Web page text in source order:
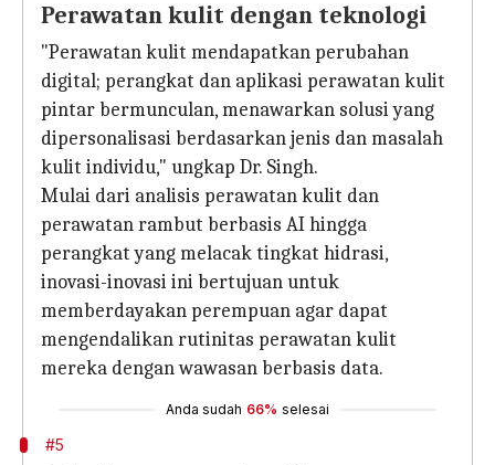
Perawatan kulit dengan teknologi
"Perawatan kulit mendapatkan perubahan
digital; perangkat dan aplikasi perawatan kulit
pintar bermunculan, menawarkan solusi yang
dipersonalisasi berdasarkan jenis dan masalah
kulit individu," ungkap Dr. Singh.
Mulai dari analisis perawatan kulit dan
perawatan rambut berbasis AI hingga
perangkat yang melacak tingkat hidrasi,
inovasi-inovasi ini bertujuan untuk
memberdayakan perempuan agar dapat
mengendalikan rutinitas perawatan kulit
mereka dengan wawasan berbasis data.
Anda sudah 66% selesai
#5